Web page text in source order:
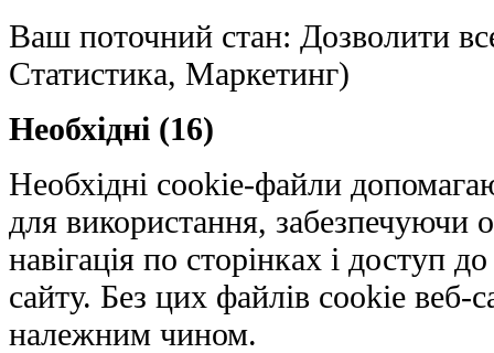
Ваш поточний стан: Дозволити
Статистика, Маркетинг)
Необхідні (16)
Необхідні cookie-файли
для використання, забезпечуючи
навігація по сторінках і доступ
сайту. Без цих файлів cookie
належним чином.